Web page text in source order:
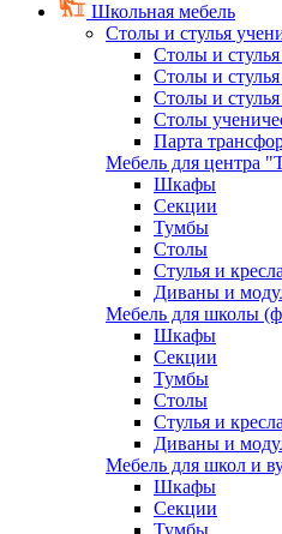
Школьная мебель
Столы и стулья
Столы и
Столы и
Столы и
Столы
Парта
Мебель для центра
Шкафы
Секции
Тумбы
Столы
Стулья и кресла
Диваны и
Мебель для школы
Шкафы
Секции
Тумбы
Столы
Стулья и кресла
Диваны и
Мебель для школ и
Шкафы
Секции
Тумбы